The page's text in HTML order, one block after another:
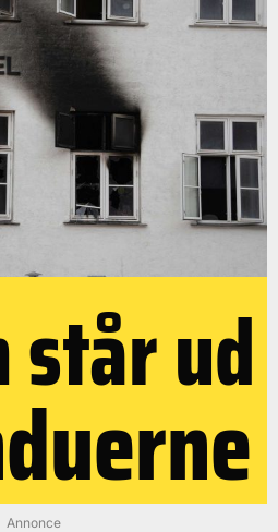
står ud
Annonce